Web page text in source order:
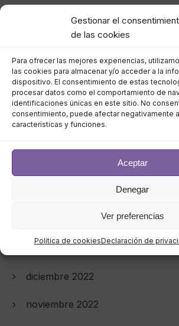
Gestionar el
de las cookies
Para ofrecer las mejores experiencias,
las cookies para almacenar y/o acceder a la
dispositivo. El consentimiento de estas
procesar datos como el comportamiento de
identificaciones únicas en este sitio. No
consentimiento, puede afectar negativamente
características y funciones.
Aceptar
Denegar
Ver preferencias
Política de cookiesDeclaración de
septiembre 2023
julio 2023
junio 2023
enero 2023
diciembre 2022
noviembre 2022